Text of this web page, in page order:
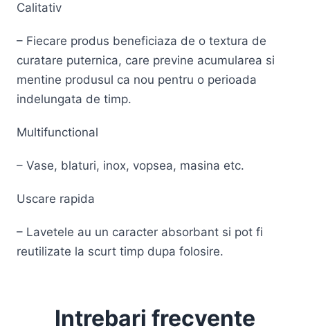
Calitativ
– Fiecare produs beneficiaza de o textura de
curatare puternica, care previne acumularea si
mentine produsul ca nou pentru o perioada
indelungata de timp.
Multifunctional
– Vase, blaturi, inox, vopsea, masina etc.
Uscare rapida
– Lavetele au un caracter absorbant si pot fi
reutilizate la scurt timp dupa folosire.
Intrebari frecvente